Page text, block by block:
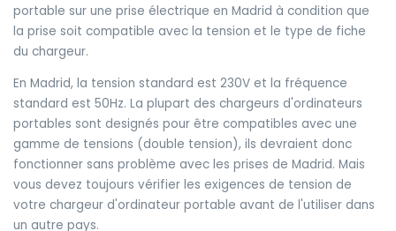
portable sur une prise électrique en Madrid à condition que
la prise soit compatible avec la tension et le type de fiche
du chargeur.
En Madrid, la tension standard est 230V et la fréquence
standard est 50Hz. La plupart des chargeurs d'ordinateurs
portables sont designés pour être compatibles avec une
gamme de tensions (double tension), ils devraient donc
fonctionner sans problème avec les prises de Madrid. Mais
vous devez toujours vérifier les exigences de tension de
votre chargeur d'ordinateur portable avant de l'utiliser dans
un autre pays.